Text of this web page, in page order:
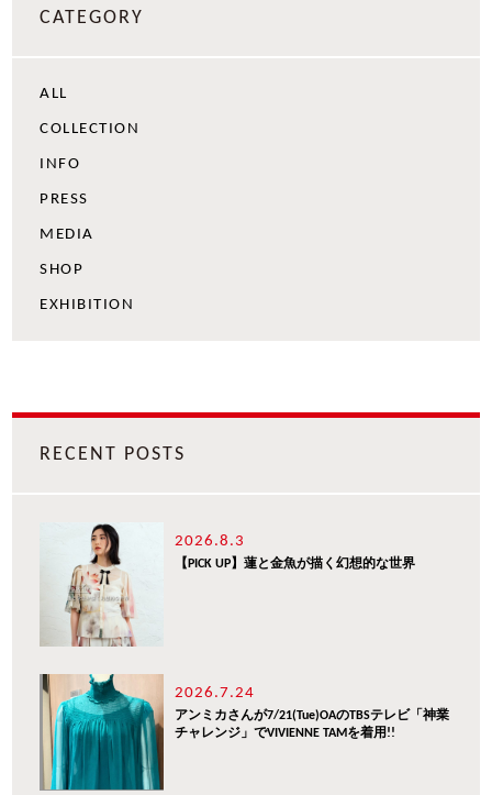
CATEGORY
ALL
COLLECTION
INFO
PRESS
MEDIA
SHOP
EXHIBITION
RECENT POSTS
2026.8.3
【PICK UP】蓮と金魚が描く幻想的な世界
2026.7.24
アンミカさんが7/21(Tue)OAのTBSテレビ「神業
チャレンジ」でVIVIENNE TAMを着用!!